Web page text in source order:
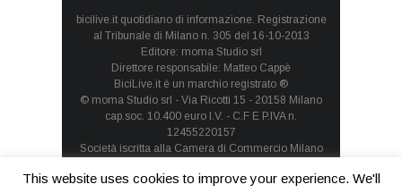
bicilive.it quotidiano di informazione. Registrazione
al Tribunale di Milano n. 305 del 16-10-2013
Editore: moma Studio srl
Direttore responsabile: Matteo Cappè
BiciLive.it è un marchio registrato ®
© moma Studio srl - Via Ricotti 15 - 20158 Milano
cap.soc. 10.400 euro I.V. - C.F E P.IVA n.
12455220157
Società iscritta alla Camera di Commercio Milano
socio unico
This website uses cookies to improve your experience. We'll